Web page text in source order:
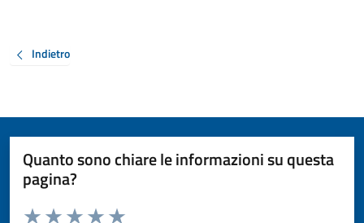
Indietro
Quanto sono chiare le informazioni su questa
pagina?
Valuta da 1 a 5 stelle la pagina